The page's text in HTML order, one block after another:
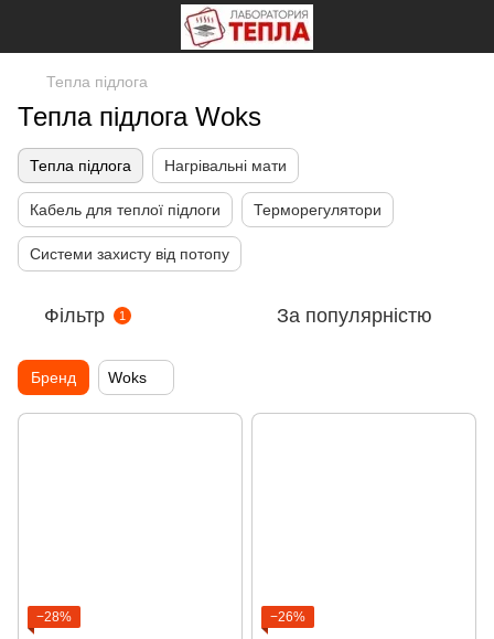
Тепла підлога
Тепла підлога Woks
Тепла підлога Нагрівальні мати
Кабель для теплої підлоги Терморегулятори
Системи захисту від потопу
Фільтр 1 За популярністю
Бренд Woks
−28% −26%